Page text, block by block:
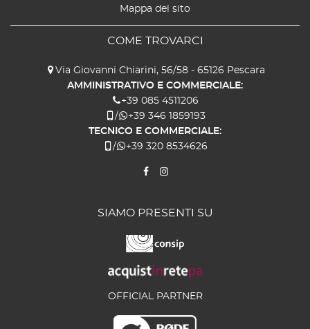
Mappa del sito
COME TROVARCI
Via Giovanni Chiarini, 56/58 - 65126 Pescara
AMMINISTRATIVO E COMMERCIALE:
+39 085 4511206
/
+39 346 1859193
TECNICO E COMMERCIALE:
/
+39 320 8534626
SIAMO PRESENTI SU
OFFICIAL PARTNER